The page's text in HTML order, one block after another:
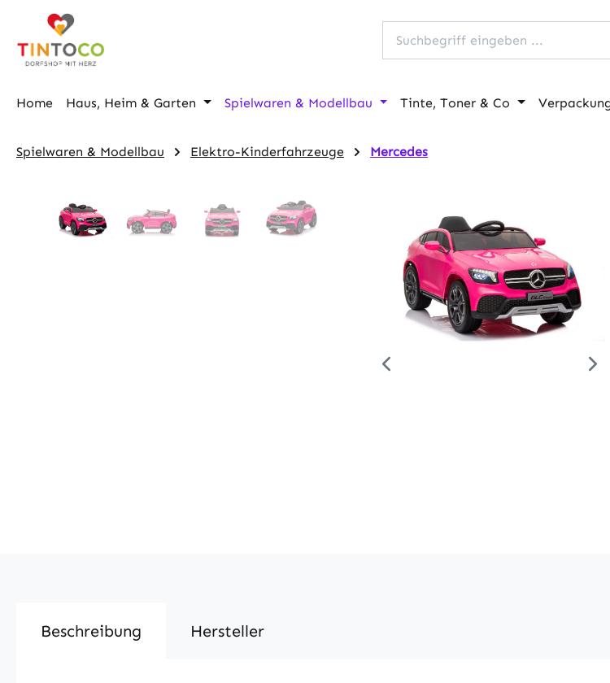
Hauptinhalt springen
Zur Suche springen
Zur Hauptnavigation springen
Home Haus, Heim & Garten Spielwaren & Modellbau Tinte, Toner & Co
Spielwaren & Modellbau Elektro-Kinderfahrzeuge Mercedes
Bildergalerie überspringen
Beschreibung Hersteller